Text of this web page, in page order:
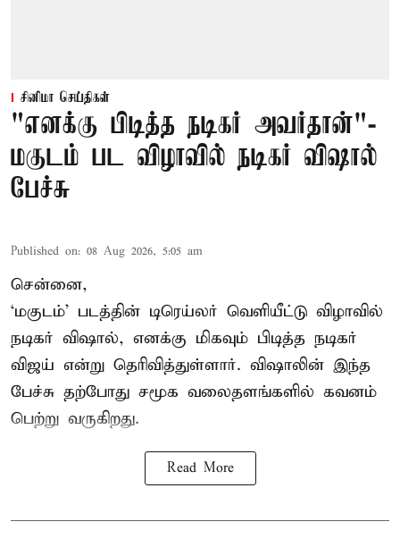
சினிமா செய்திகள்
"எனக்கு பிடித்த நடிகர் அவர்தான்"-
மகுடம் பட விழாவில் நடிகர் விஷால்
பேச்சு
Published on: 08 Aug 2026, 5:05 am
சென்னை,
‘மகுடம்’ படத்தின் டிரெய்லர் வெளியீட்டு விழாவில்
நடிகர் விஷால், எனக்கு மிகவும் பிடித்த நடிகர்
விஜய் என்று தெரிவித்துள்ளார். விஷாலின் இந்த
பேச்சு தற்போது சமூக வலைதளங்களில் கவனம்
பெற்று வருகிறது.
Read More